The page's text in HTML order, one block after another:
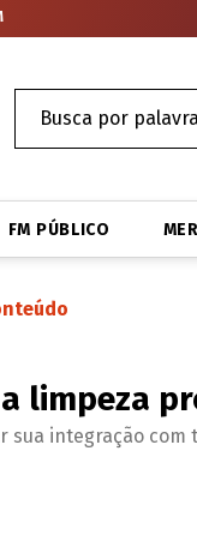
FM PÚBLICO
limpeza
sua integração com